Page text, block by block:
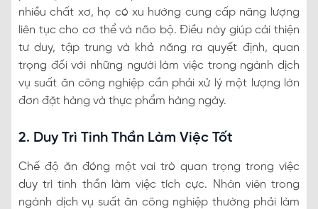
nhiều chất xơ, họ có xu hướng cung cấp năng lượng
liên tục cho cơ thể và não bộ. Điều này giúp cải thiện
tư duy, tập trung và khả năng ra quyết định, quan
trọng đối với những người làm việc trong ngành dịch
vụ suất ăn công nghiệp cần phải xử lý một lượng lớn
đơn đặt hàng và thực phẩm hàng ngày.
2. Duy Trì Tinh Thần Làm Việc Tốt
Chế độ ăn đóng một vai trò quan trọng trong việc
duy trì tinh thần làm việc tích cực. Nhân viên trong
ngành dịch vụ suất ăn công nghiệp thường phải làm